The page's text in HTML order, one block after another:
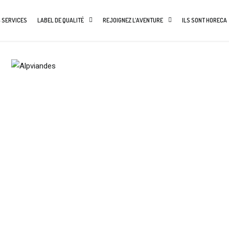
SERVICES LABEL DE QUALITÉ REJOIGNEZ L’AVENTURE ILS SONT HORECA